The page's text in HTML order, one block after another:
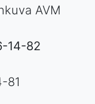
AVM
14-82
81